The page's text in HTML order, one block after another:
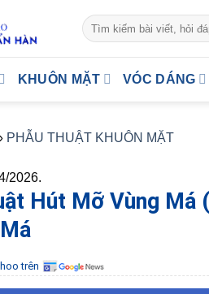
KHUÔN MẶT VÓC DÁNG
PHẪU THUẬT KHUÔN MẶT
2026.
Hút Mỡ Vùng
trên